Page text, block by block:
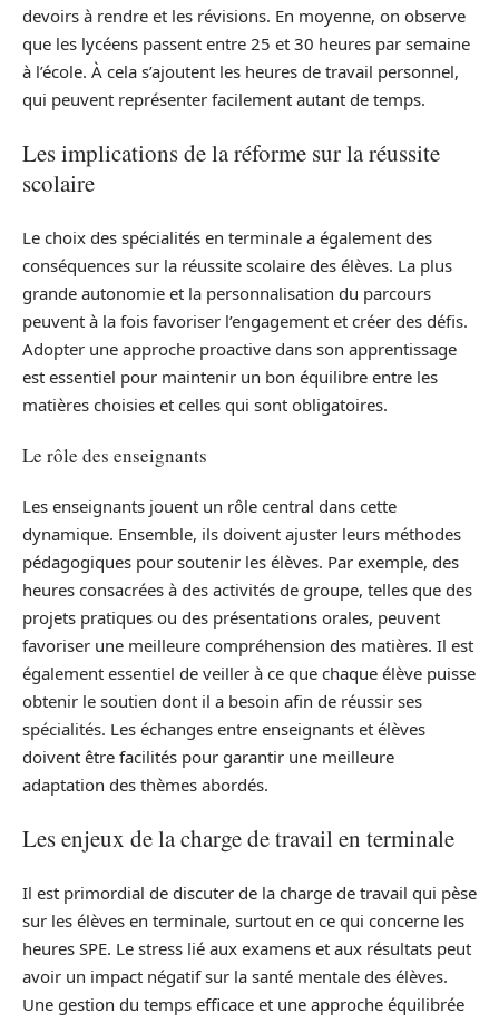
devoirs à rendre et les révisions. En moyenne, on observe
que les lycéens passent entre 25 et 30 heures par semaine
à l’école. À cela s’ajoutent les heures de travail personnel,
qui peuvent représenter facilement autant de temps.
Les implications de la réforme sur la réussite
scolaire
Le choix des spécialités en terminale a également des
conséquences sur la réussite scolaire des élèves. La plus
grande autonomie et la personnalisation du parcours
peuvent à la fois favoriser l’engagement et créer des défis.
Adopter une approche proactive dans son apprentissage
est essentiel pour maintenir un bon équilibre entre les
matières choisies et celles qui sont obligatoires.
Le rôle des enseignants
Les enseignants jouent un rôle central dans cette
dynamique. Ensemble, ils doivent ajuster leurs méthodes
pédagogiques pour soutenir les élèves. Par exemple, des
heures consacrées à des activités de groupe, telles que des
projets pratiques ou des présentations orales, peuvent
favoriser une meilleure compréhension des matières. Il est
également essentiel de veiller à ce que chaque élève puisse
obtenir le soutien dont il a besoin afin de réussir ses
spécialités. Les échanges entre enseignants et élèves
doivent être facilités pour garantir une meilleure
adaptation des thèmes abordés.
Les enjeux de la charge de travail en terminale
Il est primordial de discuter de la charge de travail qui pèse
sur les élèves en terminale, surtout en ce qui concerne les
heures SPE. Le stress lié aux examens et aux résultats peut
avoir un impact négatif sur la santé mentale des élèves.
Une gestion du temps efficace et une approche équilibrée